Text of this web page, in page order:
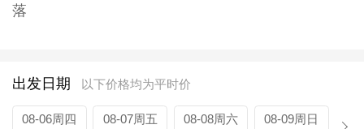
落
出发日期 以下价格均为平时价
08-06周四
08-07周五
08-08周六
08-09周日